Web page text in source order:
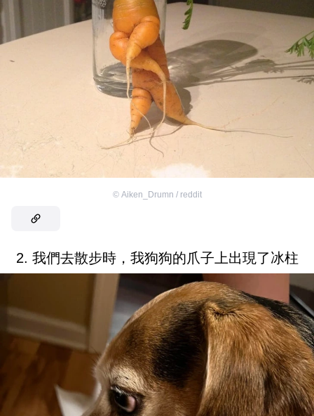
© Aiken_Drumn / reddit
2. 我們去散步時，我狗狗的爪子上出現了冰柱